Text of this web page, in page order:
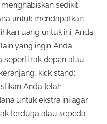
sedikit
untuk mendapatkan
uang untuk ini. Anda
yang ingin Anda
seperti rak depan atau
kick stand;
Anda telah
untuk ekstra ini agar
terduga atau sepeda